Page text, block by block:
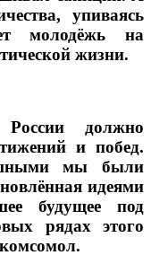
упиваясь
молодёжь на
жизни.
должно
и побед.
мы были
идеями
будущее под
рядах этого